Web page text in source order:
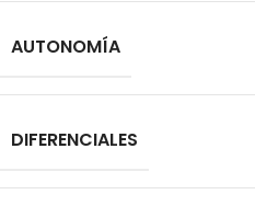
AUTONOMÍA
DIFERENCIALES